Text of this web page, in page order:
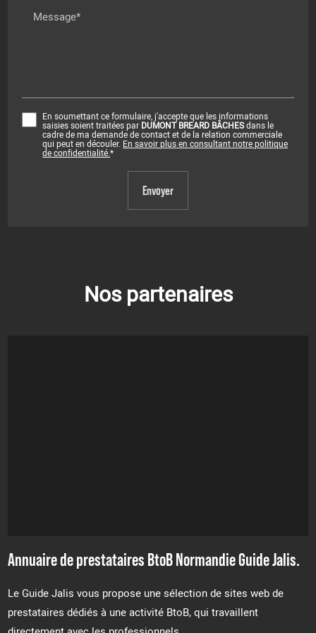
Message*
En soumettant ce formulaire, j'accepte que les informations
saisies soient traitées par DUMONT BREARD BÂCHESdans le
cadre de ma demande de contact et de la relation commerciale
qui peut en découler. En savoir plus en consultant notre politique
de confidentialité.*
Nos partenaires
Annuaire de prestataires BtoB Normandie Guide Jalis.
Le Guide Jalis vous propose une sélection de sites web de
prestataires dédiés à une activité BtoB, qui travaillent